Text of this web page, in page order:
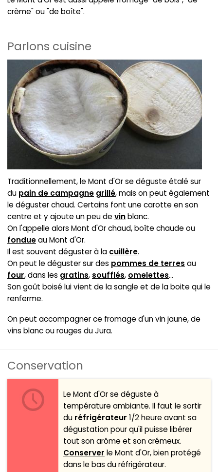
crème" ou "de boîte".
Parlons cuisine
Traditionnellement, le Mont d'Or se déguste étalé sur
du pain de campagne grillé, mais on peut également
le déguster chaud. Certains font une carotte en son
centre et y ajoute un peu de vinblanc.
On l'appelle alors Mont d'Or chaud, boîte chaude ou
fondueau Mont d'Or.
Il est souvent déguster à la cuillère.
On peut le déguster sur des pommes de terres au
four, dans les gratins,soufflés, omelettes...
Son goût boisé lui vient de la sangle et de la boite qui le
renferme.
On peut accompagner ce fromage d'un vin jaune, de
vins blanc ou rouges du Jura.
Conservation
Le Mont d'Or se déguste à
température ambiante. Il faut le sortir
du réfrigérateur 1/2 heure avant sa
dégustation pour qu'il puisse libérer
tout son arôme et son crémeux.
Conserver le Mont d'Or, bien protégé
dans le bas du réfrigérateur.